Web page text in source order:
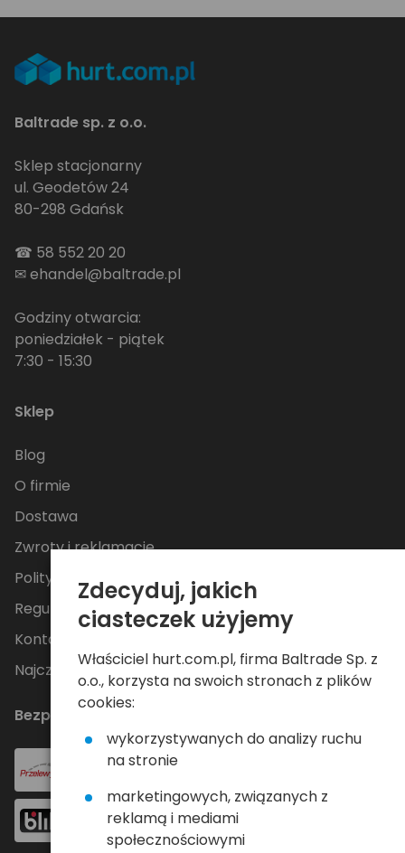
Baltrade sp. z o.o.
Sklep stacjonarny
ul. Geodetów 24
80-298 Gdańsk
☎ 58 552 20 20
✉ehandel@baltrade.pl
Godziny otwarcia:
poniedziałek - piątek
7:30 - 15:30
Sklep
Blog
O firmie
Dostawa
Zwroty i reklamacje
Polityka Prywatności
Regulamin
Kontakt
Najczęściej zadawane pytania
Bezpieczne płatności
Zdecyduj, jakich
ciasteczek użyjemy
Właściciel hurt.com.pl, firma Baltrade Sp. z
o.o., korzysta na swoich stronach z plików
cookies:
wykorzystywanych do analizy ruchu
na stronie
marketingowych, związanych z
reklamą i mediami
społecznościowymi